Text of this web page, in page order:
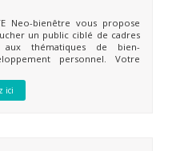
Neo-bienêtre vous propose
un public ciblé de cadres
aux thématiques de bien-
personnel. Votre
ici